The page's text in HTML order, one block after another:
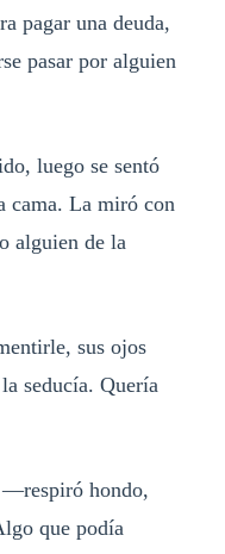
pagar una deuda,
pasar por alguien
luego se sentó
cama. La miró con
alguien de la
sus ojos
seducía. Quería
hondo,
que podía